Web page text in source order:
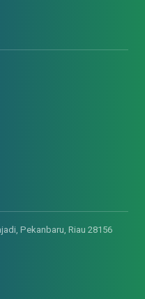
Pekanbaru, Riau 28156